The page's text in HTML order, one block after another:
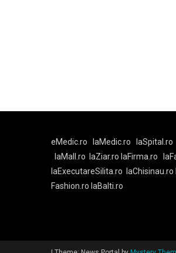
eMedic.ro laMedic.ro laSpital.ro
laMall.ro
laZiar.ro laFirma.ro
laExecutareSilita.ro
laChisinau.ro
Fashion.ro laBalti.ro